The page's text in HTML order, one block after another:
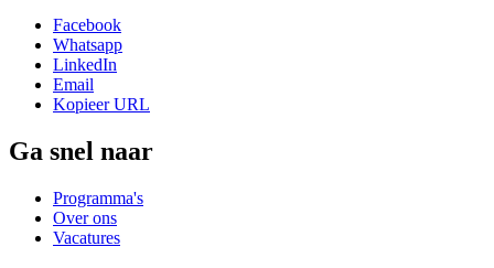
Facebook
Whatsapp
LinkedIn
Email
Kopieer URL
Ga snel naar
Programma's
Over ons
Vacatures